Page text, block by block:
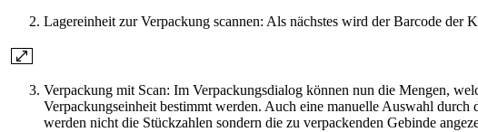
Lagereinheit zur Verpackung scannen: Als nächstes wird der Barcode der
Verpackung mit Scan: Im Verpackungsdialog können nun die Mengen,
Verpackungseinheit bestimmt werden. Auch eine manuelle Auswahl
werden nicht die Stückzahlen sondern die zu verpackenden Gebinde